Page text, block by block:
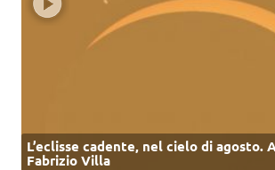
L’eclisse cadente, nel cielo di agosto.
Fabrizio Villa